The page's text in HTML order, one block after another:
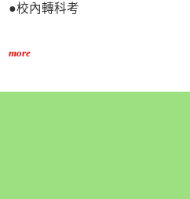
●校內轉科考
more